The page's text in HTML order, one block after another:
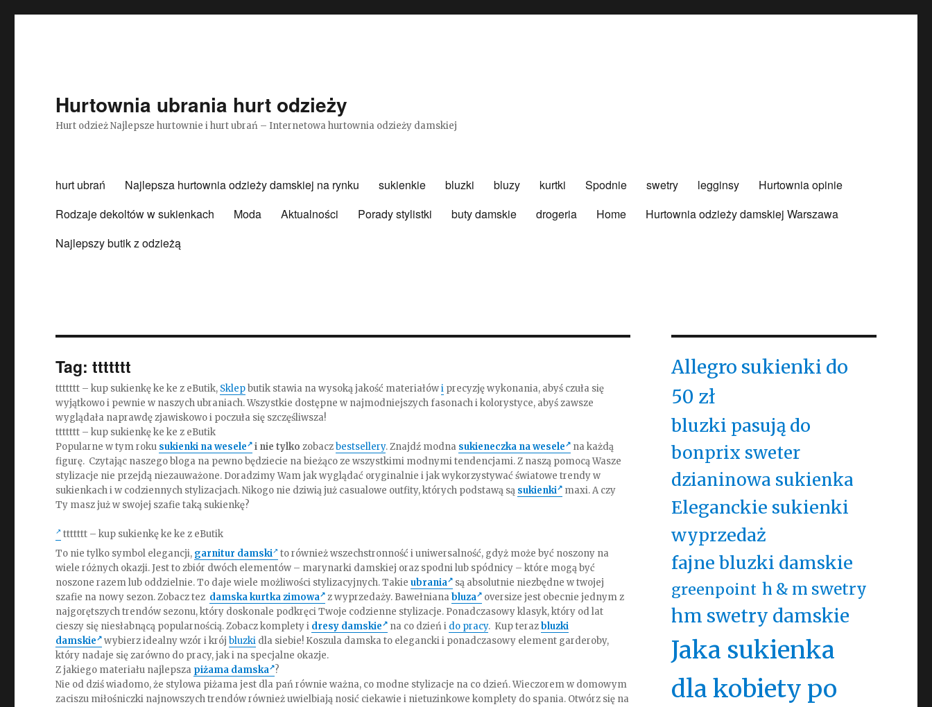
Hurtownia ubrania hurt odzieży
Hurt odzież Najlepsze hurtownie i hurt ubrań – Internetowa hurtownia odzieży damskiej
hurt ubrań Najlepsza hurtownia odzieży damskiej na rynku sukienkie bluzki bluzy kurtki Spodnie swetry legginsy
Hurtownia opinie
Rodzaje dekoltów w sukienkach
Moda Aktualności Porady stylistki buty damskie drogeria Home
Hurtownia odzieży damskiej Warszawa
Najlepszy butik z odzieżą
Tag:ttttttt
ttttttt – kup sukienkę ke ke z eButik, Sklepbutik stawia na wysoką jakość materiałówi precyzję wykonania, abyś czuła się
wyjątkowo i pewnie w naszych ubraniach. Wszystkie dostępne w najmodniejszych fasonach i kolorystyce, abyś zawsze
wyglądała naprawdę zjawiskowo i poczuła się szczęśliwsza!
ttttttt – kup sukienkę ke ke z eButik
Popularne w tym roku sukienki na wesele i nie tylko zobaczbestsellery. Znajdź modna sukieneczka na wesele
na każdą
figurę. Czytając naszego bloga na pewno będziecie na bieżąco ze wszystkimi modnymi tendencjami. Z naszą pomocą Wasze
stylizacje nie przejdą niezauważone. Doradzimy Wam jak wyglądać oryginalnie i jak wykorzystywać światowe trendy w
sukienkach i w codziennych stylizacjach. Nikogo nie dziwią już casualowe outfity, których podstawą są sukienki
maxi. A czy
Ty masz już w swojej szafie taką sukienkę?
ttttttt – kup sukienkę ke ke z eButik
To nie tylko symbol elegancji, garnitur damski
to również wszechstronność i uniwersalność, gdyż może być noszony na
wiele różnych okazji. Jest to zbiór dwóch elementów – marynarki damskiej oraz spodni lub spódnicy – które mogą być
noszone razem lub oddzielnie. To daje wiele możliwości stylizacyjnych. Takieubrania
są absolutnie niezbędne w twojej
szafie na nowy sezon. Zobacz tez damska kurtka zimowa z wyprzedaży. Bawełnianabluza
oversize jest obecnie jednym z
najgorętszych trendów sezonu, który doskonale podkręci Twoje codzienne stylizacje. Ponadczasowy klasyk, który od lat
cieszy się niesłabnącą popularnością. Zobacz komplety i dresy damskie na co dzień i do pracy. Kup terazbluzki
damskie
wybierz idealny wzór i krójbluzki dla siebie! Koszula damska to elegancki i ponadczasowy element garderoby,
który nadaje się zarówno do pracy, jak i na specjalne okazje.
Z jakiego materiału najlepsza piżama damska ?
Nie od dziś wiadomo, że stylowa piżama jest dla pań równie ważna, co modne stylizacje na co dzień. Wieczorem w domowym
zaciszu miłośniczki najnowszych trendów również uwielbiają nosić ciekawie i nietuzinkowe komplety do spania. Otwórz się na
Allegro sukienki do
50 zł
bluzki pasują do
bonprix sweter
dzianinowa sukienka
Eleganckie sukienki
wyprzedaż
fajne bluzki damskie
greenpoint h & m swetry
hm swetry damskie
Jaka sukienka
dla kobiety po